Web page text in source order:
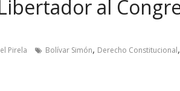
al
Pirela Bolívar Simón, Derecho Constitucional,